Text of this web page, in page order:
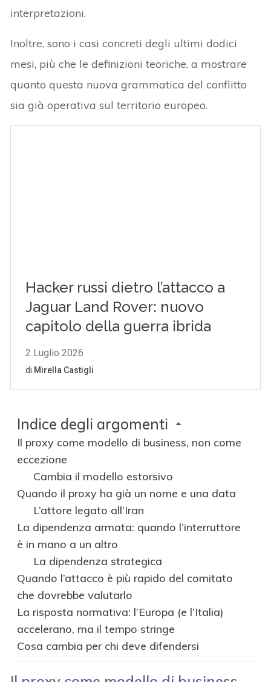
interpretazioni.
Inoltre, sono i casi concreti degli ultimi dodici
mesi, più che le definizioni teoriche, a mostrare
quanto questa nuova grammatica del conflitto
sia già operativa sul territorio europeo.
Indice degli argomenti
Il proxy come modello di business, non come
eccezione
Cambia il modello estorsivo
Quando il proxy ha già un nome e una data
L’attore legato all’Iran
La dipendenza armata: quando l’interruttore
è in mano a un altro
La dipendenza strategica
Quando l’attacco è più rapido del comitato
che dovrebbe valutarlo
La risposta normativa: l’Europa (e l’Italia)
accelerano, ma il tempo stringe
Cosa cambia per chi deve difendersi